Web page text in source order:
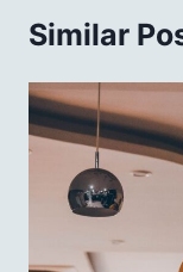
Similar